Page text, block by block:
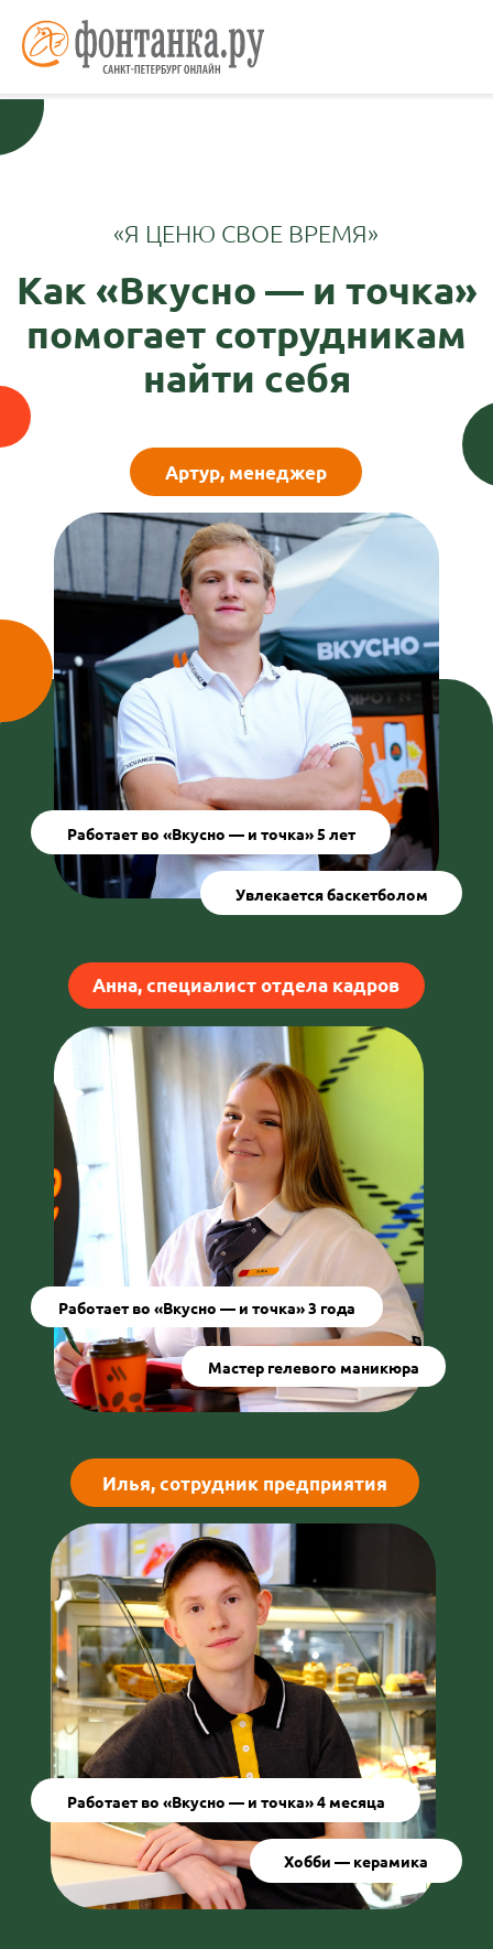
На информационном ресурсе используются cookie-файлы.
Оставаясь на сайте, вы подтверждаете своесогласие
использование и
соглашаетесьс обработкой персональных
данных, собираемых посредством метрической программы
«Яндекс Метрика», в целях аналитики посещаемости сайта.
Увлекается баскетболом
Работает во «Вкусно — и точка» 5 лет
Артур, менеджер
помогает сотрудникам
найти себя
Анна, специалист отдела кадров
Спорт, искусство, частный бизнес — можно ли
точка» и узнали, чем они успевают заниматься
после смены благодаря гибкому графику,
удобному расположению предприятий и
поддержке коллег.
Хобби — керамика
Работает во «Вкусно — и точка» 4 месяца
Илья, сотрудник предприятия
— Помните, почему когда-
то выбрали «Вкусно — и
точка»?
Артур: